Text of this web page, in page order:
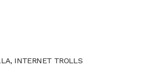
INTERNET TROLLS